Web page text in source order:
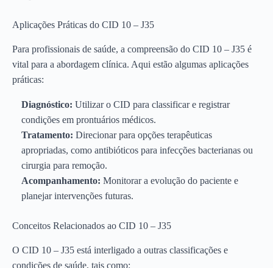
Aplicações Práticas do CID 10 – J35
Para profissionais de saúde, a compreensão do CID 10 – J35 é
vital para a abordagem clínica. Aqui estão algumas aplicações
práticas:
Diagnóstico: Utilizar o CID para classificar e registrar
condições em prontuários médicos.
Tratamento: Direcionar para opções terapêuticas
apropriadas, como antibióticos para infecções bacterianas ou
cirurgia para remoção.
Acompanhamento: Monitorar a evolução do paciente e
planejar intervenções futuras.
Conceitos Relacionados ao CID 10 – J35
O CID 10 – J35 está interligado a outras classificações e
condições de saúde, tais como: